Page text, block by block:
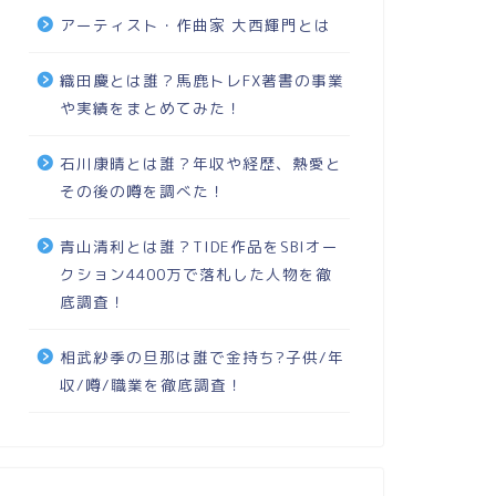
アーティスト・作曲家 大西輝門とは
織田慶とは誰？馬鹿トレFX著書の事業
や実績をまとめてみた！
石川康晴とは誰？年収や経歴、熱愛と
その後の噂を調べた！
青山清利とは誰？TIDE作品をSBIオー
クション4400万で落札した人物を徹
底調査！
相武紗季の旦那は誰で金持ち?子供/年
収/噂/職業を徹底調査！